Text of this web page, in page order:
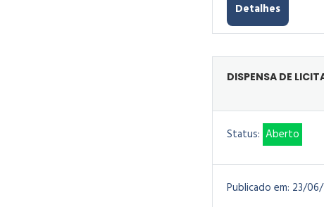
Detalhes
DISPENSA DE
Status: Aberto
Publicado em: 23/